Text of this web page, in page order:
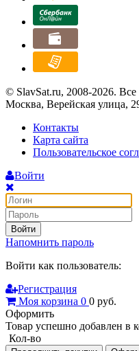
© SlavSat.ru, 2008-2026.
Москва, Верейская улица,
Контакты
Карта сайта
Пользовательское
Войти
Войти
Напомнить пароль
Войти как пользователь:
Регистрация
Моя корзина 0 0 руб.
Оформить
Товар успешно добавлен в
Кол-во